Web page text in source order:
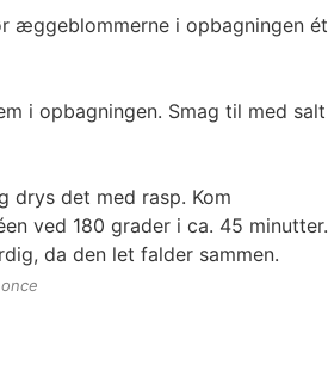
æggeblommerne i opbagningen ét
i opbagningen. Smag til med salt
drys det med rasp. Kom
ved 180 grader i ca. 45 minutter.
da den let falder sammen.